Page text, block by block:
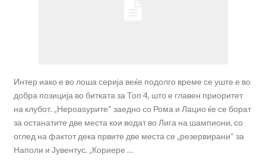
Интер иако е во лоша серија веќе подолго време се уште е во
добра позиција во битката за Топ 4, што е главен приоритет
на клубот. „Нероаѕурите“ заедно со Рома и Лацио ќе се борат
за останатите две места кои водат во Лига на шампиони, со
оглед на фактот дека првите две места се „резервирани“ за
Наполи и Јувентус. „Кориере …